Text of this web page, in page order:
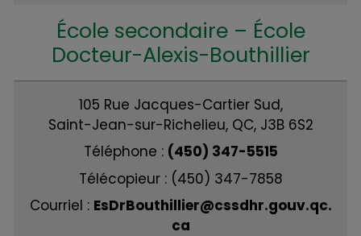
École secondaire – École
Docteur-Alexis-Bouthillier
105 Rue Jacques-Cartier Sud,
Saint-Jean-sur-Richelieu, QC, J3B 6S2
Téléphone : (450) 347-5515
Télécopieur : (450) 347-7858
Courriel : EsDrBouthillier@cssdhr.gouv.qc.
ca